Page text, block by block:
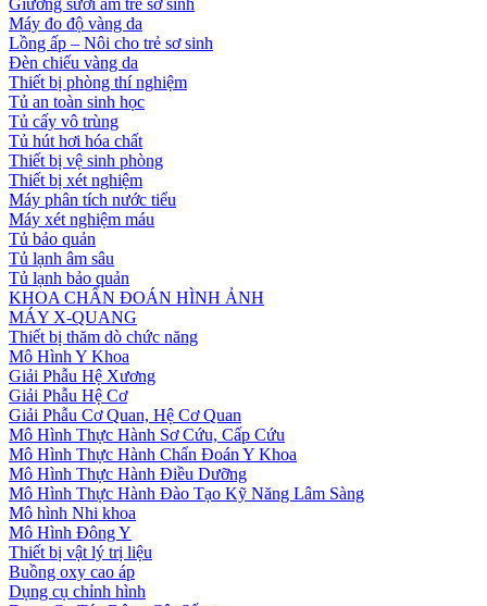
Giường sưởi ấm trẻ sơ sinh
Máy đo độ vàng da
Lồng ấp – Nôi cho trẻ sơ sinh
Đèn chiếu vàng da
Thiết bị phòng thí nghiệm
Tủ an toàn sinh học
Tủ cấy vô trùng
Tủ hút hơi hóa chất
Thiết bị vệ sinh phòng
Thiết bị xét nghiệm
Máy phân tích nước tiểu
Máy xét nghiệm máu
Tủ bảo quản
Tủ lạnh âm sâu
Tủ lạnh bảo quản
KHOA CHẨN ĐOÁN HÌNH ẢNH
MÁY X-QUANG
Thiết bị thăm dò chức năng
Mô Hình Y Khoa
Giải Phẫu Hệ Xương
Giải Phẫu Hệ Cơ
Giải Phẫu Cơ Quan, Hệ Cơ Quan
Mô Hình Thực Hành Sơ Cứu, Cấp Cứu
Mô Hình Thực Hành Chẩn Đoán Y Khoa
Mô Hình Thực Hành Điều Dưỡng
Mô Hình Thực Hành Đào Tạo Kỹ Năng Lâm Sàng
Mô hình Nhi khoa
Mô Hình Đông Y
Thiết bị vật lý trị liệu
Buồng oxy cao áp
Dụng cụ chỉnh hình